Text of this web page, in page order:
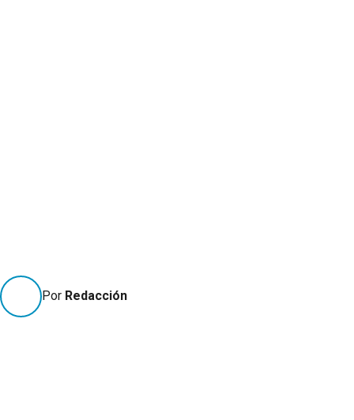
Por Redacción